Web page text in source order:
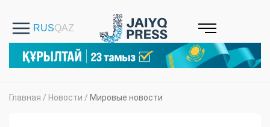
Главная / Новости / Мировые новости